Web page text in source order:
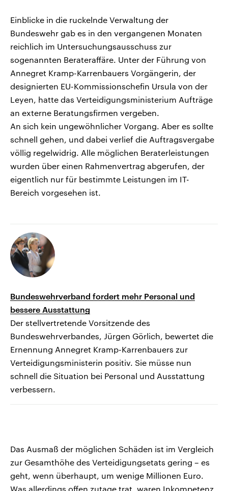
Einblicke in die ruckelnde Verwaltung der
Bundeswehr gab es in den vergangenen Monaten
reichlich im Untersuchungsausschuss zur
sogenannten Berateraffäre. Unter der Führung von
Annegret Kramp-Karrenbauers Vorgängerin, der
designierten EU-Kommissionschefin Ursula von der
Leyen, hatte das Verteidigungsministerium Aufträge
an externe Beratungsfirmen vergeben.
An sich kein ungewöhnlicher Vorgang. Aber es sollte
schnell gehen, und dabei verlief die Auftragsvergabe
völlig regelwidrig. Alle möglichen Beraterleistungen
wurden über einen Rahmenvertrag abgerufen, der
eigentlich nur für bestimmte Leistungen im IT-
Bereich vorgesehen ist.
Bundeswehrverband fordert mehr Personal und
bessere Ausstattung
Der stellvertretende Vorsitzende des
Bundeswehrverbandes, Jürgen Görlich, bewertet die
Ernennung Annegret Kramp-Karrenbauers zur
Verteidigungsministerin positiv. Sie müsse nun
schnell die Situation bei Personal und Ausstattung
verbessern.
Das Ausmaß der möglichen Schäden ist im Vergleich
zur Gesamthöhe des Verteidigungsetats gering – es
geht, wenn überhaupt, um wenige Millionen Euro.
Was allerdings offen zutage trat, waren Inkompetenz,